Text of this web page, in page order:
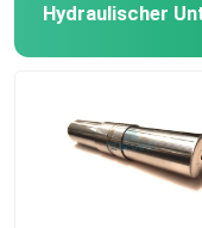
Hydraulischer
Hydraulischer